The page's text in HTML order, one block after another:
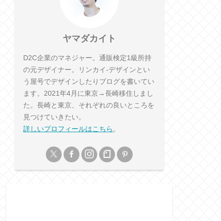
ヤマダカイト
D2C企業のマネジャー。通販検定1級所持
の元デザイナー。リンカイ-デザインとい
う屋号でデザインしたりブログを書いてい
ます。2021年4月に東京→長崎移住しまし
た。長崎と東京、それぞれの良いところを
見つけていきたい。
詳しいプロフィールはこちら 。